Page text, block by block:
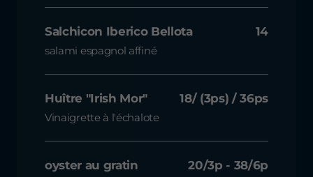
Salchicon Iberico Bellota 14
salami espagnol affiné
Huître "Irish Mor" 18/ (3ps) / 36ps
Vinaigrette à l'échalote
oyster au gratin 20/3p - 38/6p